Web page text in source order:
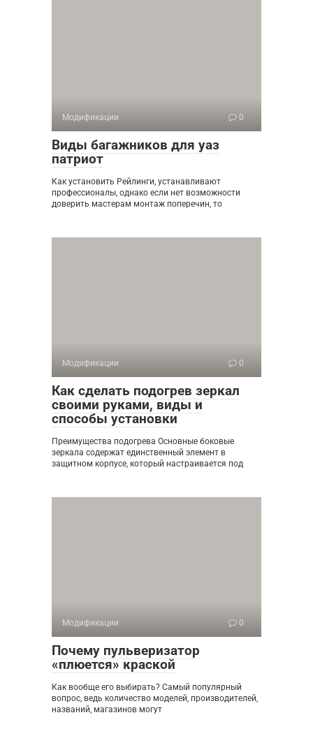
Модификации 0
Виды багажников для уаз
патриот
Как установить Рейлинги, устанавливают
профессионалы, однако если нет возможности
доверить мастерам монтаж поперечин, то
Модификации 0
Как сделать подогрев зеркал
своими руками, виды и
способы установки
Преимущества подогрева Основные боковые
зеркала содержат единственный элемент в
защитном корпусе, который настраивается под
Модификации 0
Почему пульверизатор
«плюется» краской
Как вообще его выбирать? Самый популярный
вопрос, ведь количество моделей, производителей,
названий, магазинов могут